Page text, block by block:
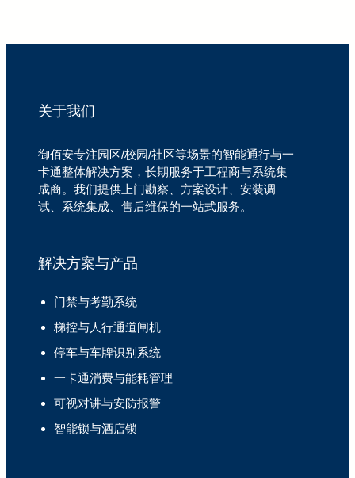
关于我们
御佰安专注园区/校园/社区等场景的智能通行与一
卡通整体解决方案，长期服务于工程商与系统集
成商。我们提供上门勘察、方案设计、安装调
试、系统集成、售后维保的一站式服务。
解决方案与产品
门禁与考勤系统
梯控与人行通道闸机
停车与车牌识别系统
一卡通消费与能耗管理
可视对讲与安防报警
智能锁与酒店锁